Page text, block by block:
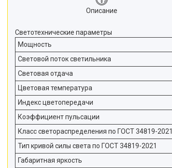
Описание
Светотехнические параметры
Мощность
Световой поток светильника
Световая отдача
Цветовая температура
Индекс цветопередачи
Коэффициент пульсации
Класс светораспределения по ГОСТ 34819-2021
Тип кривой силы света по ГОСТ 34819-2021
Габаритная яркость